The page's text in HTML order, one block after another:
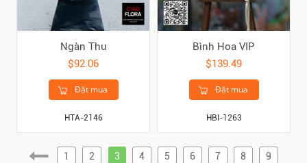
Ngàn Thu
$92.06
Đặt mua
HTA-2146
Bình Hoa VIP
$139.49
Đặt mua
HBI-1263
1 2 3 4 5 6 7 8 9